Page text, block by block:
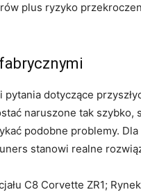
plus ryzyko
dotyczące
naruszone tak szybko,
podobne problemy.
stanowi realne
C8 Corvette ZR1;